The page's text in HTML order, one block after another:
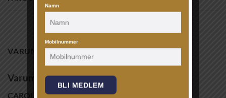
VARUMÄRKE
Varumärke
CAROLINE SVEDBOM
Namn
Mobilnummer
BLI MEDLEM